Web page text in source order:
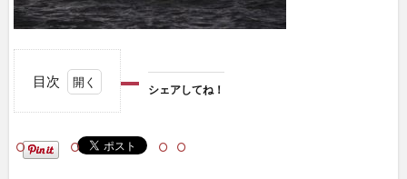
目次
アし
て
シェアしてね！